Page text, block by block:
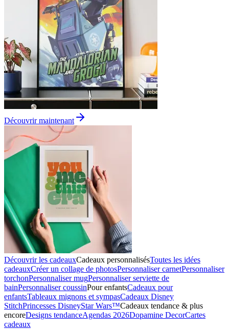
Découvrir maintenant
Découvrir les cadeauxCadeaux personnalisésToutes les idées
cadeauxCréer un collage de photosPersonnaliser carnetPersonnaliser
torchonPersonnaliser mugPersonnaliser serviette de
bainPersonnaliser coussinPour enfantsCadeaux pour
enfantsTableaux mignons et sympasCadeaux Disney
StitchPrincesses DisneyStar Wars™Cadeaux tendance & plus
encoreDesigns tendanceAgendas 2026Dopamine DecorCartes
cadeaux